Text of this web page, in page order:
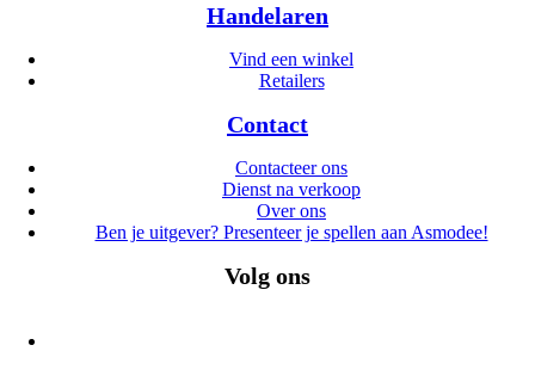
Handelaren
Vind een winkel
Retailers
Contact
Contacteer ons
Dienst na verkoop
Over ons
Ben je uitgever? Presenteer je spellen aan Asmodee!
Volg ons